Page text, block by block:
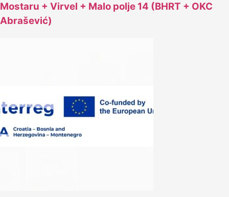
Mostaru + Virvel + Malo polje 14 (BHRT + OKC
Abrašević)